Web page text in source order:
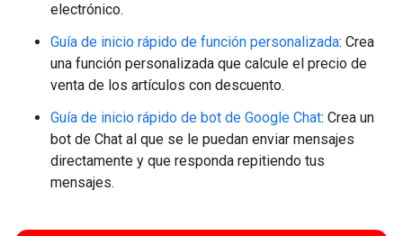
electrónico.
Guía de inicio rápido de función personalizada: Crea
una función personalizada que calcule el precio de
venta de los artículos con descuento.
Guía de inicio rápido de bot de Google Chat: Crea un
bot de Chat al que se le puedan enviar mensajes
directamente y que responda repitiendo tus
mensajes.